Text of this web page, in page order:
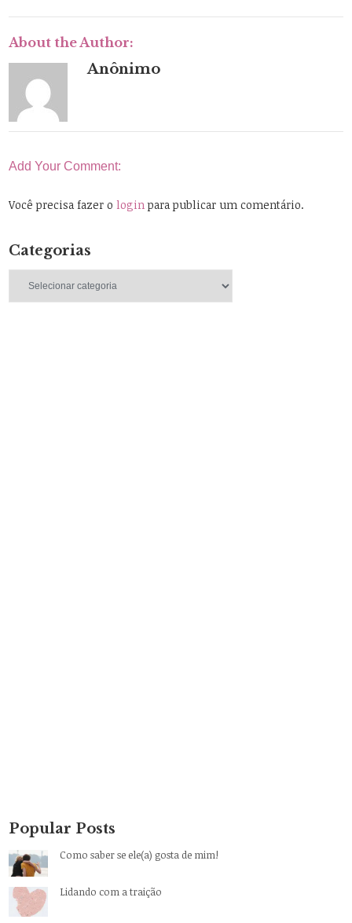
About the Author:
Anônimo
Add Your Comment:
Você precisa fazer ologin para publicar um comentário.
Categorias
Popular Posts
Como saber se ele(a) gosta de mim!
Lidando com a traição